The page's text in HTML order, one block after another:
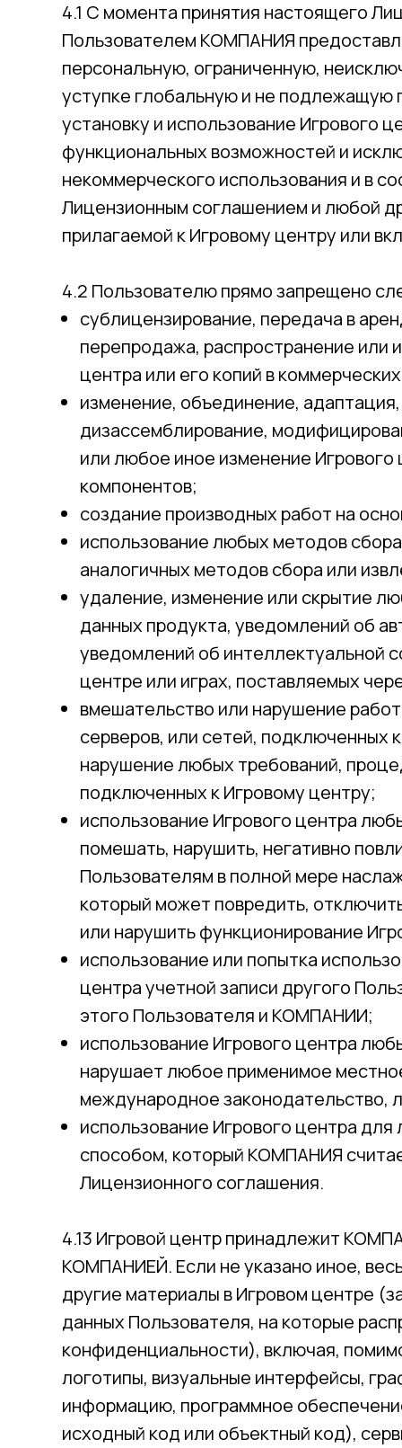
4.1 С момента принятия настоящего
Пользователем КОМПАНИЯ
персональную, ограниченную,
уступке глобальную и не подлежащую
установку и использование Игрового
функциональных возможностей и
некоммерческого использования и в
Лицензионным соглашением и любой
прилагаемой к Игровому центру или
4.2 Пользователю прямо запрещено
сублицензирование, передача в
перепродажа, распространение или
центра или его копий в
изменение, объединение,
дизассемблирование,
или любое иное изменение
компонентов;
создание производных работ на
использование любых методов
аналогичных методов сбора или
удаление, изменение или скрытие
данных продукта, уведомлений об
уведомлений об интеллектуальной
центре или играх, поставляемых
вмешательство или нарушение
серверов, или сетей, подключенных
нарушение любых требований,
подключенных к Игровому центру;
использование Игрового центра
помешать, нарушить, негативно
Пользователям в полной мере
который может повредить,
или нарушить функционирование
использование или попытка
центра учетной записи другого
этого Пользователя и КОМПАНИИ;
использование Игрового центра
нарушает любое применимое
международное законодательство,
использование Игрового центра
способом, который КОМПАНИЯ
Лицензионного соглашения.
4.13 Игровой центр принадлежит
КОМПАНИЕЙ. Если не указано иное,
другие материалы в Игровом центре
данных Пользователя, на которые
конфиденциальности), включая,
логотипы, визуальные интерфейсы,
информацию, программное
исходный код или объектный код),